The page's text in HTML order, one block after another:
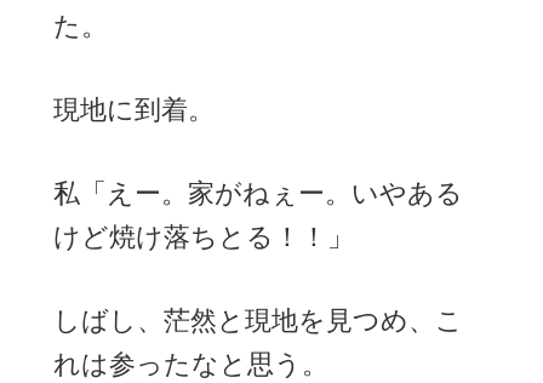
た。
現地に到着。
私「えー。家がねぇー。いやある
けど焼け落ちとる！！」
しばし、茫然と現地を見つめ、こ
れは参ったなと思う。